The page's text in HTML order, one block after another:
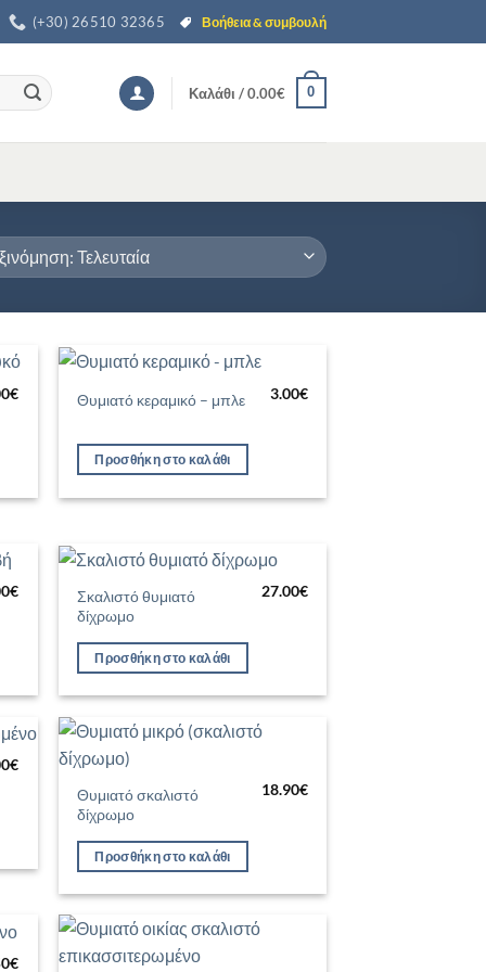
(+30) 26510 32365 Βοήθεια & συμβουλή
Καλάθι /0.00€ 0
€ Θυμιατό κεραμικό – μπλε 3.00€
Προσθήκη στο καλάθι
€
Σκαλιστό θυμιατό
δίχρωμο
27.00€
Προσθήκη στο καλάθι
€
στη Λίστα
Θυμιατό σκαλιστό
δίχρωμο
18.90€
Προσθήκη στο καλάθι
€